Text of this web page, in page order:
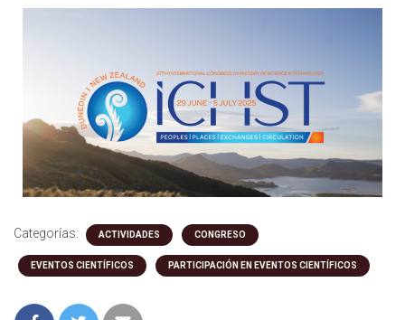
Categorías: ACTIVIDADES CONGRESO
EVENTOS CIENTÍFICOS PARTICIPACIÓN EN EVENTOS CIENTÍFICOS